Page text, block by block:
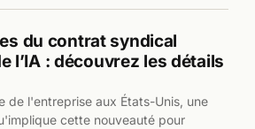
du contrat syndical
l’IA : découvrez les détails
de l'entreprise aux États-Unis, une
cette nouveauté pour